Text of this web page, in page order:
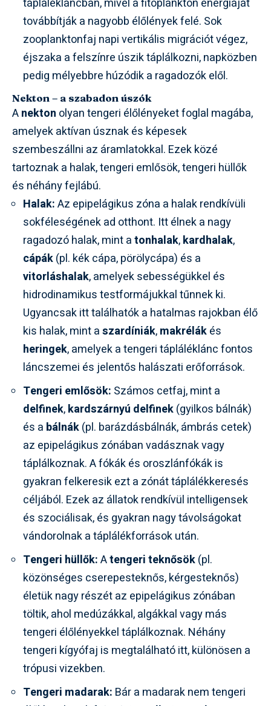
továbbítják a nagyobb élőlények felé. Sok
zooplanktonfaj napi vertikális migrációt végez,
éjszaka a felszínre úszik táplálkozni, napközben
pedig mélyebbre húzódik a ragadozók elől.
Nekton – a szabadon úszók
Anekton olyan tengeri élőlényeket foglal magába,
amelyek aktívan úsznak és képesek
szembeszállni az áramlatokkal. Ezek közé
tartoznak a halak, tengeri emlősök, tengeri hüllők
és néhány fejlábú.
Halak:Az epipelágikus zóna a halak rendkívüli
sokféleségének ad otthont. Itt élnek a nagy
ragadozó halak, mint atonhalak,kardhalak,
cápák(pl. kék cápa, pörölycápa) és a
vitorláshalak, amelyek sebességükkel és
hidrodinamikus testformájukkal tűnnek ki.
Ugyancsak itt találhatók a hatalmas rajokban élő
kis halak, mint aszardíniák,makrélákés
heringek, amelyek a tengeri tápláléklánc fontos
láncszemei és jelentős halászati erőforrások.
Tengeri emlősök: Számos cetfaj, mint a
delfinek,kardszárnyú delfinek(gyilkos bálnák)
és a bálnák(pl. barázdásbálnák, ámbrás cetek)
az epipelágikus zónában vadásznak vagy
táplálkoznak. A fókák és oroszlánfókák is
gyakran felkeresik ezt a zónát táplálékkeresés
céljából. Ezek az állatok rendkívül intelligensek
és szociálisak, és gyakran nagy távolságokat
vándorolnak a táplálékforrások után.
Tengeri hüllők:Atengeri teknősök(pl.
közönséges cserepesteknős, kérgesteknős)
életük nagy részét az epipelágikus zónában
töltik, ahol medúzákkal, algákkal vagy más
tengeri élőlényekkel táplálkoznak. Néhány
tengeri kígyófaj is megtalálható itt, különösen a
trópusi vizekben.
Tengeri madarak: Bár a madarak nem tengeri